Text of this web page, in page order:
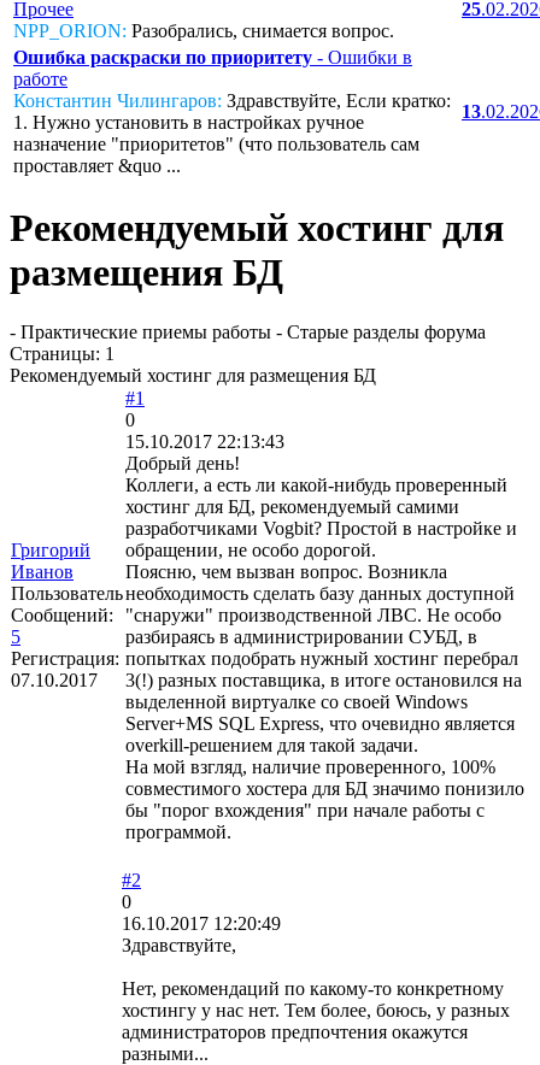
Прочее
NPP_ORION: Разобрались, снимается вопрос.
25
Ошибка раскраски по приоритету - Ошибки в
работе
Константин Чилингаров: Здравствуйте, Если кратко:
1. Нужно установить в настройках ручное
назначение "приоритетов" (что пользователь сам
проставляет &quo ...
13
Рекомендуемый хостинг для
размещения БД
- Практические приемы работы - Старые разделы форума
Страницы: 1
Рекомендуемый хостинг для размещения БД
Григорий
Иванов
Пользователь
Сообщений:
5
Регистрация:
07.10.2017
#1
0
15.10.2017 22:13:43
Добрый день!
Коллеги, а есть ли какой-нибудь проверенный
хостинг для БД, рекомендуемый самими
разработчиками Vogbit? Простой в настройке и
обращении, не особо дорогой.
Поясню, чем вызван вопрос. Возникла
необходимость сделать базу данных доступной
"снаружи" производственной ЛВС. Не особо
разбираясь в администрировании СУБД, в
попытках подобрать нужный хостинг перебрал
3(!) разных поставщика, в итоге остановился на
выделенной виртуалке со своей Windows
Server+MS SQL Express, что очевидно является
overkill-решением для такой задачи.
На мой взгляд, наличие проверенного, 100%
совместимого хостера для БД значимо понизило
бы "порог вхождения" при начале работы с
программой.
#2
0
16.10.2017 12:20:49
Здравствуйте,
Нет, рекомендаций по какому-то конкретному
хостингу у нас нет. Тем более, боюсь, у разных
администраторов предпочтения окажутся
разными...